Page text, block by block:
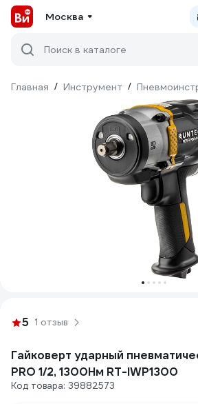
Москва
Поиск в каталоге
Главная / Инструмент /
5 1 отзыв
Гайковерт ударный
PRO 1/2, 1300Нм RT-IWP1300
Код товара: 39882573